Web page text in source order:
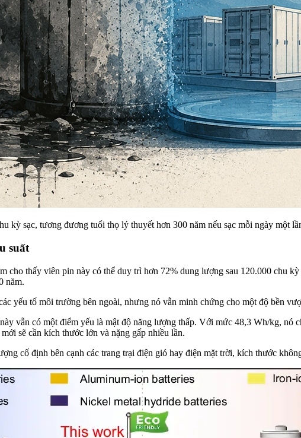
kỳ sạc, tương đương tuổi thọ lý thuyết hơn 300 năm nếu sạc mỗi ngày một
suất
cho thấy viên pin này có thể duy trì hơn 72% dung lượng sau 120.000 chu
năm.
yếu tố môi trường bên ngoài, nhưng nó vẫn minh chứng cho một độ bền
vẫn có một điểm yếu là mật độ năng lượng thấp. Với mức 48,3 Wh/kg,
sẽ cần kích thước lớn và nặng gấp nhiều lần.
cố định bên cạnh các trang trại điện gió hay điện mặt trời, kích thước